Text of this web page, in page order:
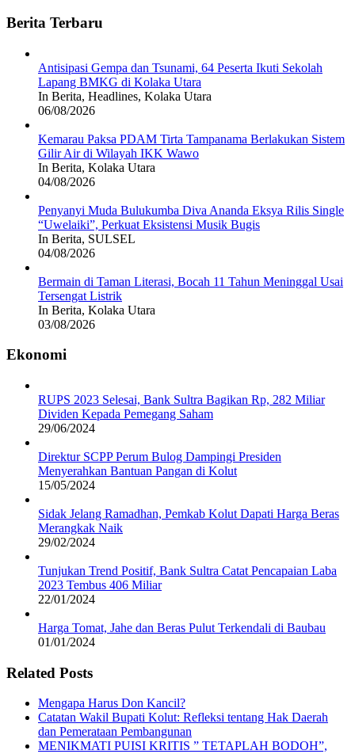
Berita Terbaru
Antisipasi Gempa dan Tsunami, 64 Peserta Ikuti Sekolah
Lapang BMKG di Kolaka Utara
In Berita, Headlines, Kolaka Utara
06/08/2026
Kemarau Paksa PDAM Tirta Tampanama Berlakukan Sistem
Gilir Air di Wilayah IKK Wawo
In Berita, Kolaka Utara
04/08/2026
Penyanyi Muda Bulukumba Diva Ananda Eksya Rilis Single
“Uwelaiki”, Perkuat Eksistensi Musik Bugis
In Berita, SULSEL
04/08/2026
Bermain di Taman Literasi, Bocah 11 Tahun Meninggal Usai
Tersengat Listrik
In Berita, Kolaka Utara
03/08/2026
Ekonomi
RUPS 2023 Selesai, Bank Sultra Bagikan Rp, 282 Miliar
Dividen Kepada Pemegang Saham
29/06/2024
Direktur SCPP Perum Bulog Dampingi Presiden
Menyerahkan Bantuan Pangan di Kolut
15/05/2024
Sidak Jelang Ramadhan, Pemkab Kolut Dapati Harga Beras
Merangkak Naik
29/02/2024
Tunjukan Trend Positif, Bank Sultra Catat Pencapaian Laba
2023 Tembus 406 Miliar
22/01/2024
Harga Tomat, Jahe dan Beras Pulut Terkendali di Baubau
01/01/2024
Related Posts
Mengapa Harus Don Kancil?
Catatan Wakil Bupati Kolut: Refleksi tentang Hak Daerah
dan Pemerataan Pembangunan
MENIKMATI PUISI KRITIS ” TETAPLAH BODOH”,